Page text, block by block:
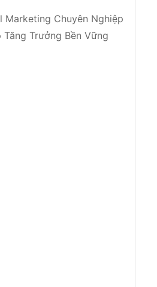
Marketing Chuyên Nghiệp
Tăng Trưởng Bền Vững